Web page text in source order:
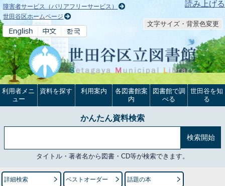
本文へ 読み上げる
障害者サービス（バリアフリーサービス）
世田谷区ホームページ
文字サイズ・背景色変更
利用者メニ
ュー
資料を探す 利用案内
各図書館案
内
図書館で調
べる
世田谷を知
る
かんたん資料検索
タイトル・著者名から図書・CD等が検索できます。
詳細検索 ベストオーダー 話題の本